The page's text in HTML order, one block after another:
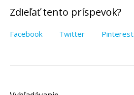
Zdieľať tento príspevok?
Facebook Twitter Pinterest